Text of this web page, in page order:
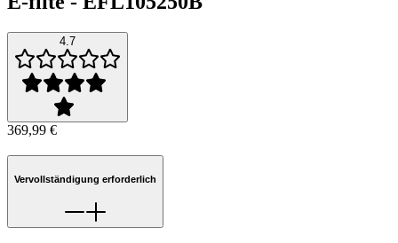
4.7
369,99 €
Vervollständigung erforderlich